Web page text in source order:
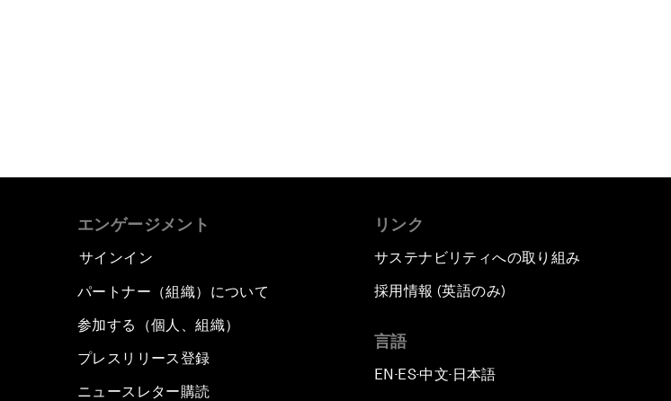
エンゲージメント
サインイン
パートナー（組織）について
参加する（個人、組織）
プレスリリース登録
ニュースレター購読
リンク
サステナビリティへの取り組み
採用情報 (英語のみ)
言語
EN ▪ES▪中文▪ 日本語